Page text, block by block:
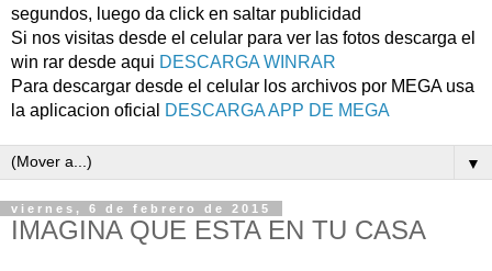
segundos, luego da click en saltar publicidad
Si nos visitas desde el celular para ver las fotos descarga el
win rar desde aqui DESCARGA WINRAR
Para descargar desde el celular los archivos por MEGA usa
la aplicacion oficial
DESCARGA APP DE MEGA
▼
viernes, 6 de febrero de 2015
IMAGINA QUE ESTA EN TU CASA